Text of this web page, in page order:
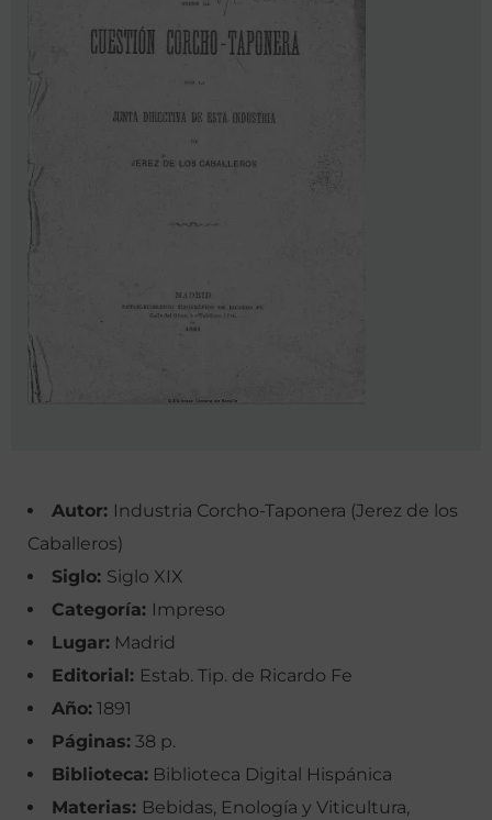
Autor: Industria Corcho-Taponera (Jerez de los
Caballeros)
Siglo: Siglo XIX
Categoría: Impreso
Lugar: Madrid
Editorial: Estab. Tip. de Ricardo Fe
Año: 1891
Páginas: 38 p.
Biblioteca: Biblioteca Digital Hispánica
Materias: Bebidas, Enología y Viticultura,